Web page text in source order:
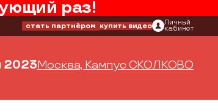
раз!
стать партнёром купить видео Личный
кабинет
2023Москва, Кампус СКОЛКОВО